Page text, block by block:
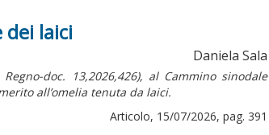
dei laici
Daniela Sala
Regno-doc.
13,2026,426), al Cammino sinodale
all’omelia tenuta da laici.
Articolo, 15/07/2026, pag. 391